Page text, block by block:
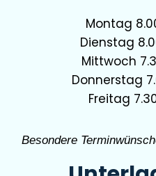
Montag
Dienstag
Mittwoch
Donnerstag
Freitag
Besondere